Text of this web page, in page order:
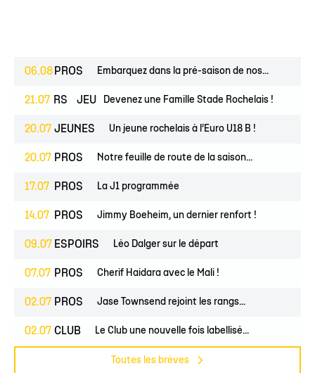
06.08 PROS Embarquez dans la pré-saison de nos...
21.07
ESPOIRS JEUNES Devenez une Famille Stade Rochelais !
20.07 JEUNES Un jeune rochelais à l’Euro U18 B !
20.07 PROS Notre feuille de route de la saison...
17.07 PROS La J1 programmée
14.07 PROS Jimmy Boeheim, un dernier renfort !
09.07 ESPOIRS Léo Dalger sur le départ
07.07 PROS Cherif Haidara avec le Mali !
02.07 PROS Jase Townsend rejoint les rangs...
02.07 CLUB Le Club une nouvelle fois labellisé...
Toutes les brèves